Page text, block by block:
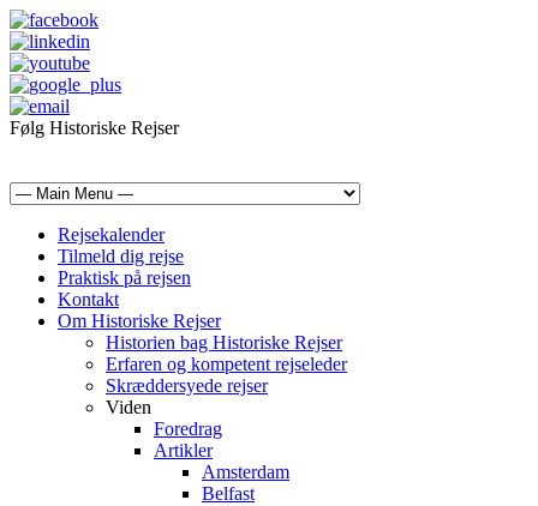
Følg Historiske Rejser
Rejsekalender
Tilmeld dig rejse
Praktisk på rejsen
Kontakt
Om Historiske Rejser
Historien bag Historiske Rejser
Erfaren og kompetent rejseleder
Skræddersyede rejser
Viden
Foredrag
Artikler
Amsterdam
Belfast